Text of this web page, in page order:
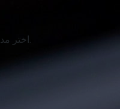
اختر مدة الإيجار المناسبة لك.